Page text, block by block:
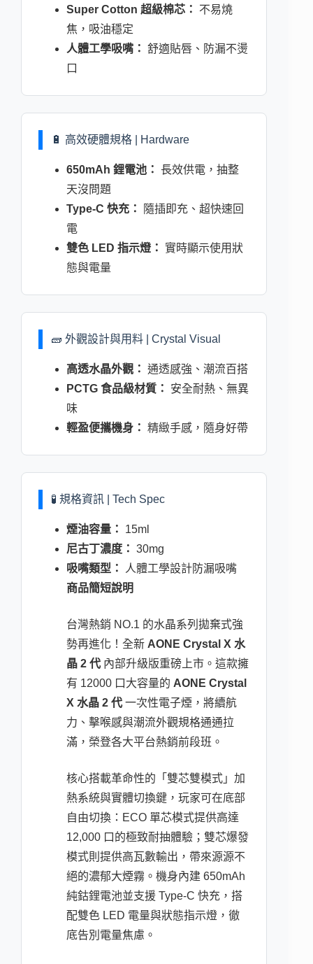
Super Cotton 超級棉芯：
不易燒
焦，吸油穩定
人體工學吸嘴： 舒適貼唇、防漏不燙
口
🔋 高效硬體規格 | Hardware
650mAh 鋰電池： 長效供電，抽整
天沒問題
Type-C 快充：
隨插即充、超快速回
電
雙色 LED 指示燈： 實時顯示使用狀
態與電量
🧱 外觀設計與用料 | Crystal Visual
高透水晶外觀： 通透感強、潮流百搭
PCTG 食品級材質：
安全耐熱、無異
味
輕盈便攜機身： 精緻手感，隨身好帶
🧪 規格資訊 | Tech Spec
煙油容量：
15ml
尼古丁濃度： 30mg
吸嘴類型：
人體工學設計防漏吸嘴
商品簡短說明
台灣熱銷 NO.1 的水晶系列拋棄式強
勢再進化！全新 AONE Crystal X 水
晶 2 代內部升級版重磅上市。這款擁
有 12000 口大容量的 AONE Crystal
X 水晶 2 代一次性電子煙，將續航
力、擊喉感與潮流外觀規格通通拉
滿，榮登各大平台熱銷前段班。
核心搭載革命性的「雙芯雙模式」加
熱系統與實體切換鍵，玩家可在底部
自由切換：ECO 單芯模式提供高達
12,000 口的極致耐抽體驗；雙芯爆發
模式則提供高瓦數輸出，帶來源源不
絕的濃郁大煙霧。機身內建 650mAh
純鈷鋰電池並支援 Type-C 快充，搭
配雙色 LED 電量與狀態指示燈，徹
底告別電量焦慮。